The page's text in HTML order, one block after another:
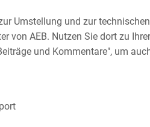
Umstellung und zur
von AEB. Nutzen Sie dort zu
und Kommentare", um